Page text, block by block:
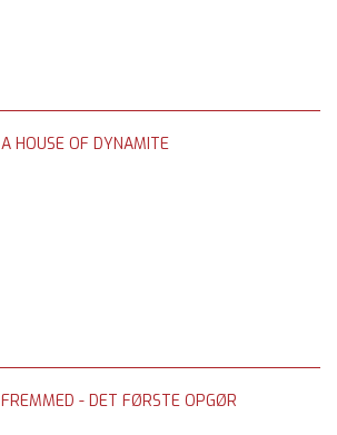
A HOUSE OF DYNAMITE
FREMMED - DET FØRSTE OPGØR